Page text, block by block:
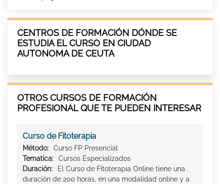
CENTROS DE FORMACIÓN DÓNDE SE
ESTUDIA EL CURSO EN CIUDAD
AUTONOMA DE CEUTA
OTROS CURSOS DE FORMACIÓN
PROFESIONAL QUE TE PUEDEN INTERESAR
Curso de Fitoterapia
Método:
Curso FP Presencial
Tematica:
Cursos Especializados
Duración:
El Curso de Fitoterapia Online tiene una
duración de 200 horas, en una modalidad online y a